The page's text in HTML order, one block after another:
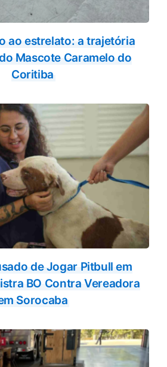
ao estrelato: a trajetória
Mascote Caramelo do
Coritiba
de Jogar Pitbull em
BO Contra Vereadora
Sorocaba